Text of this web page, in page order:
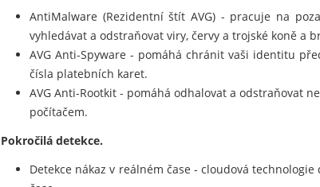
AntiMalware (Rezidentní štít AVG) - pracuje na
vyhledávat a odstraňovat viry, červy a trojské koně a
AVG Anti-Spyware - pomáhá chránit vaši identitu
čísla platebních karet.
AVG Anti-Rootkit - pomáhá odhalovat a odstraňovat
počítačem.
Pokročilá detekce.
Detekce nákaz v reálném čase - cloudová